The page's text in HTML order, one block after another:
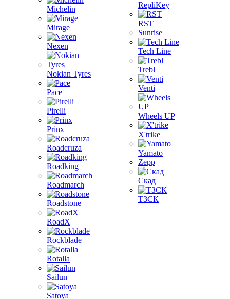
Michelin
Mirage
Nexen
Nokian Tyres
Pace
Pirelli
Prinx
Roadcruza
Roadking
Roadmarch
Roadstone
RoadX
Rockblade
Rotalla
Sailun
Satoya
RepliKey
RST
Sunrise
Tech Line
Trebl
Venti
Wheels UP
X'trike
Yamato
Zepp
Скад
ТЗСК